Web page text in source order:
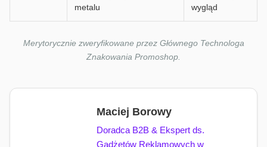
metalu
wygląd
Merytorycznie zweryfikowane przez Głównego Technologa
Znakowania Promoshop.
Maciej Borowy
Doradca B2B & Ekspert ds.
Gadżetów Reklamowych w